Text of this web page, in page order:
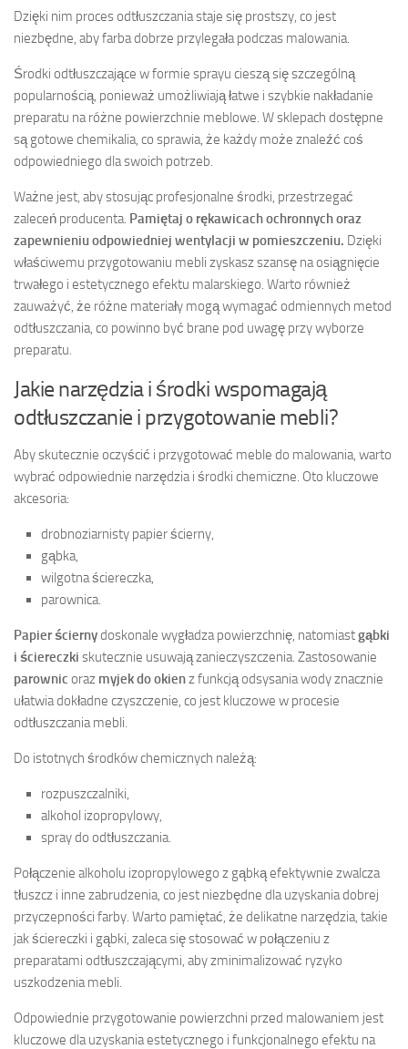
Dzięki nim proces odtłuszczania staje się prostszy, co jest
niezbędne, aby farba dobrze przylegała podczas malowania.
Środki odtłuszczające w formie sprayu cieszą się szczególną
popularnością, ponieważ umożliwiają łatwe i szybkie nakładanie
preparatu na różne powierzchnie meblowe. W sklepach dostępne
są gotowe chemikalia, co sprawia, że każdy może znaleźć coś
odpowiedniego dla swoich potrzeb.
Ważne jest, aby stosując profesjonalne środki, przestrzegać
zaleceń producenta. Pamiętaj o rękawicach ochronnych oraz
zapewnieniu odpowiedniej wentylacji w pomieszczeniu. Dzięki
właściwemu przygotowaniu mebli zyskasz szansę na osiągnięcie
trwałego i estetycznego efektu malarskiego. Warto również
zauważyć, że różne materiały mogą wymagać odmiennych metod
odtłuszczania, co powinno być brane pod uwagę przy wyborze
preparatu.
Jakie narzędzia i środki wspomagają
odtłuszczanie i przygotowanie mebli?
Aby skutecznie oczyścić i przygotować meble do malowania, warto
wybrać odpowiednie narzędzia i środki chemiczne. Oto kluczowe
akcesoria:
drobnoziarnisty papier ścierny,
gąbka,
wilgotna ściereczka,
parownica.
Papier ściernydoskonale wygładza powierzchnię, natomiastgąbki
i ściereczki skutecznie usuwają zanieczyszczenia. Zastosowanie
parownic oraz myjek do okienz funkcją odsysania wody znacznie
ułatwia dokładne czyszczenie, co jest kluczowe w procesie
odtłuszczania mebli.
Do istotnych środków chemicznych należą:
rozpuszczalniki,
alkohol izopropylowy,
spray do odtłuszczania.
Połączenie alkoholu izopropylowego z gąbką efektywnie zwalcza
tłuszcz i inne zabrudzenia, co jest niezbędne dla uzyskania dobrej
przyczepności farby. Warto pamiętać, że delikatne narzędzia, takie
jak ściereczki i gąbki, zaleca się stosować w połączeniu z
preparatami odtłuszczającymi, aby zminimalizować ryzyko
uszkodzenia mebli.
Odpowiednie przygotowanie powierzchni przed malowaniem jest
kluczowe dla uzyskania estetycznego i funkcjonalnego efektu na